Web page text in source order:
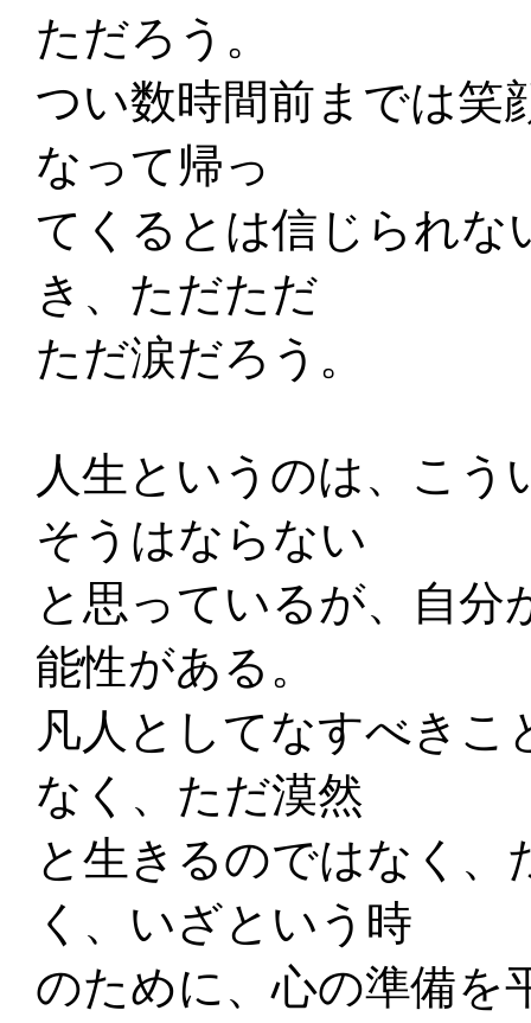
ただろう。
つい数時間前までは笑
なって帰っ
てくるとは信じられな
き、ただただ
ただ涙だろう。
人生というのは、こ
そうはならない
と思っているが、自
能性がある。
凡人としてなすべき
なく、ただ漠然
と生きるのではなく
く、いざという時
のために、心の準備を